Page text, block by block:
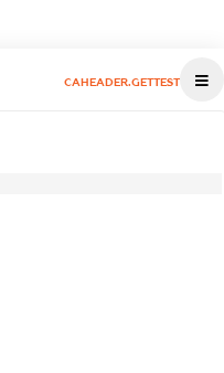
CAHEADER.GETTEST